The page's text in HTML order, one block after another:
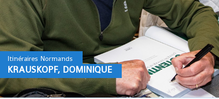
Itinéraires Normands
KRAUSKOPF, DOMINIQUE